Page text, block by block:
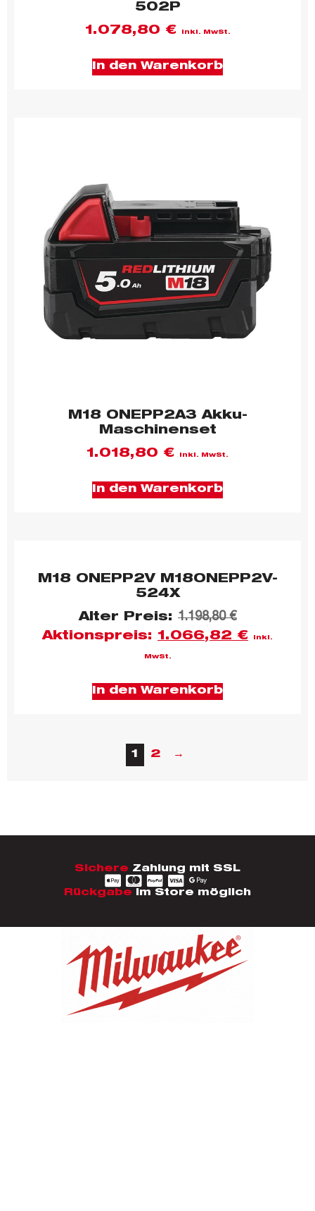
502P
1.078,80 € inkl. MwSt.
In den Warenkorb
M18 ONEPP2A3 Akku-
Maschinenset
1.018,80 € inkl. MwSt.
In den Warenkorb
M18 ONEPP2V M18ONEPP2V-
524X
Alter Preis: 1.198,80€
Aktionspreis: 1.066,82 € inkl.
MwSt.
In den Warenkorb
1 2 →
Sichere Zahlung mit SSL
Rückgabe im Store möglich